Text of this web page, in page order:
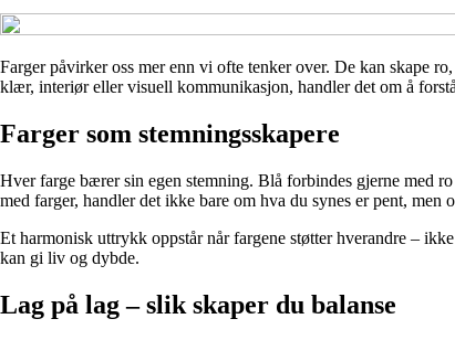
Farger påvirker oss mer enn vi ofte tenker over. De kan skape
klær, interiør eller visuell kommunikasjon, handler det om å
Farger som stemningsskapere
Hver farge bærer sin egen stemning. Blå forbindes gjerne med
med farger, handler det ikke bare om hva du synes er pent,
Et harmonisk uttrykk oppstår når fargene støtter hverandre –
kan gi liv og dybde.
Lag på lag – slik skaper du balanse